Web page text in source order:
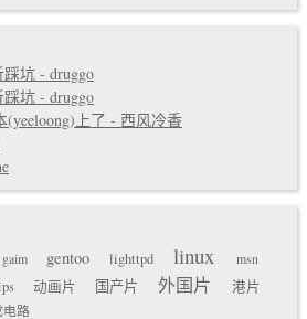
踩坑 - druggo
踩坑 - druggo
上了 - 西风冷香
gaim gentoo lighttpd linux
msn
动画片 国产片 外国片
港片
路